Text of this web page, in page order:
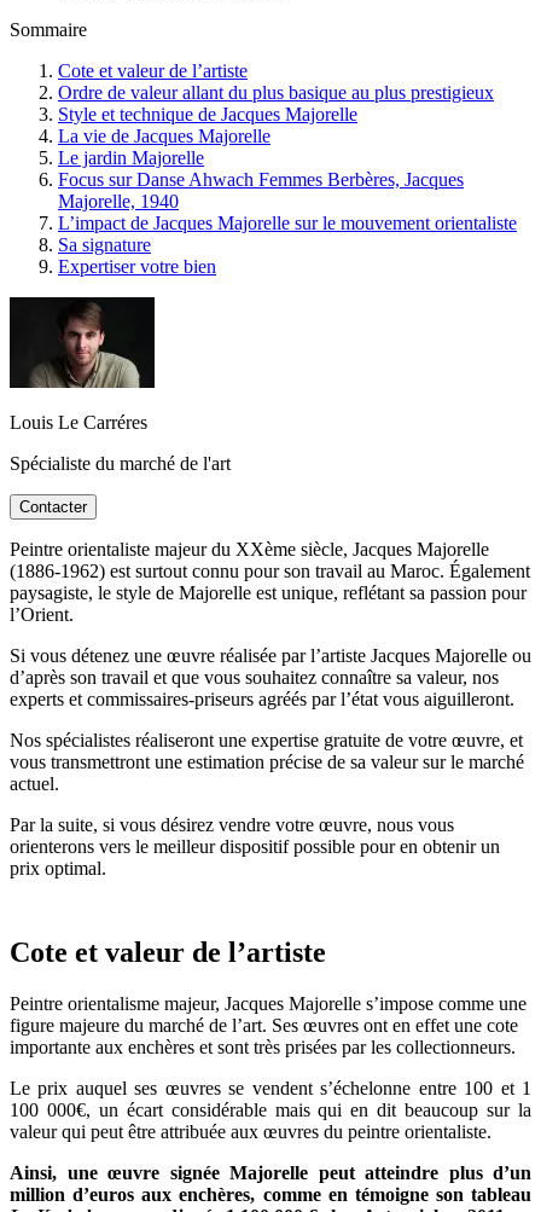
Sommaire
Cote et valeur de l’artiste
Ordre de valeur allant du plus basique au plus prestigieux
Style et technique de Jacques Majorelle
La vie de Jacques Majorelle
Le jardin Majorelle
Focus sur Danse Ahwach Femmes Berbères, Jacques
Majorelle, 1940
L’impact de Jacques Majorelle sur le mouvement orientaliste
Sa signature
Expertiser votre bien
Louis Le Carréres
Spécialiste du marché de l'art
Contacter
Peintre orientaliste majeur du XXème siècle, Jacques Majorelle
(1886-1962) est surtout connu pour son travail au Maroc. Également
paysagiste, le style de Majorelle est unique, reflétant sa passion pour
l’Orient.
Si vous détenez une œuvre réalisée par l’artiste Jacques Majorelle ou
d’après son travail et que vous souhaitez connaître sa valeur, nos
experts et commissaires-priseurs agréés par l’état vous aiguilleront.
Nos spécialistes réaliseront une expertise gratuite de votre œuvre, et
vous transmettront une estimation précise de sa valeur sur le marché
actuel.
Par la suite, si vous désirez vendre votre œuvre, nous vous
orienterons vers le meilleur dispositif possible pour en obtenir un
prix optimal.
Cote et valeur de l’artiste
Peintre orientalisme majeur, Jacques Majorelle s’impose comme une
figure majeure du marché de l’art. Ses œuvres ont en effet une cote
importante aux enchères et sont très prisées par les collectionneurs.
Le prix auquel ses œuvres se vendent s’échelonne entre 100 et 1
100 000€, un écart considérable mais qui en dit beaucoup sur la
valeur qui peut être attribuée aux œuvres du peintre orientaliste.
Ainsi, une œuvre signée Majorelle peut atteindre plus d’un
million d’euros aux enchères, comme en témoigne son tableau